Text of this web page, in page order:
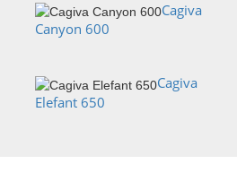
Cagiva
Canyon 600
Cagiva
Elefant 650